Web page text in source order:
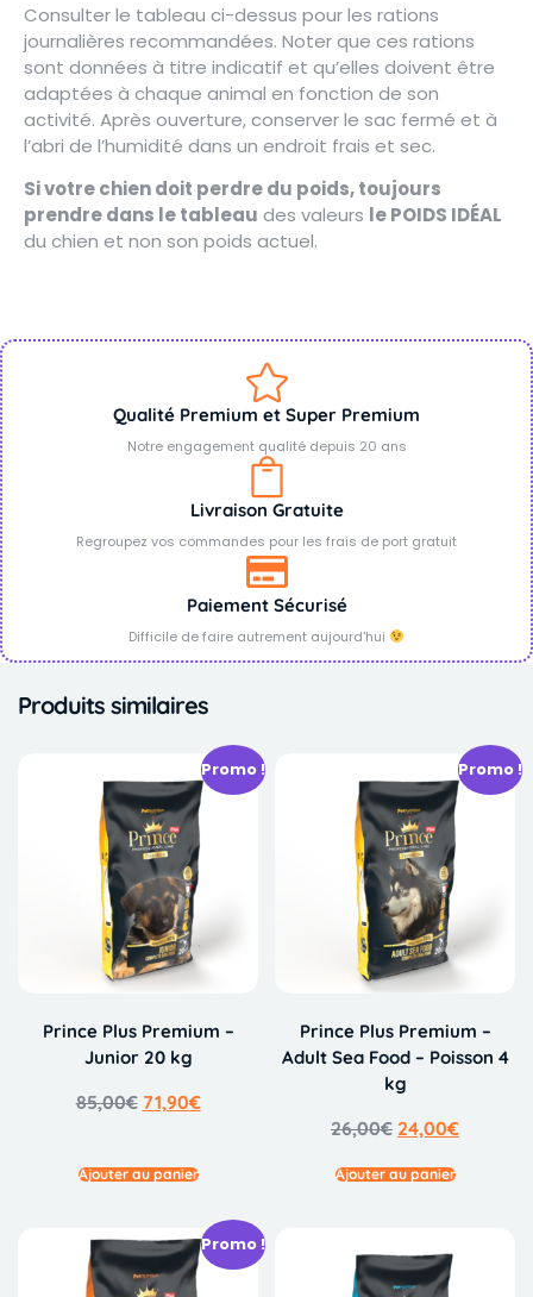
Consulter le tableau ci-dessus pour les rations
journalières recommandées. Noter que ces rations
sont données à titre indicatif et qu’elles doivent être
adaptées à chaque animal en fonction de son
activité. Après ouverture, conserver le sac fermé et à
l’abri de l’humidité dans un endroit frais et sec.
Si votre chien doit perdre du poids, toujours
prendre dans le tableau des valeurs le POIDS IDÉAL
du chien et non son poids actuel.
Qualité Premium et Super Premium
Notre engagement qualité depuis 20 ans
Livraison Gratuite
Regroupez vos commandes pour les frais de port gratuit
Paiement Sécurisé
Difficile de faire autrement aujourd'hui
Produits similaires
Promo !
Prince Plus Premium –
Junior 20 kg
85,00€ 71,90€
Ajouter au panier
Promo !
Prince Plus Premium –
Adult Sea Food – Poisson 4
kg
26,00€ 24,00€
Ajouter au panier
Promo !